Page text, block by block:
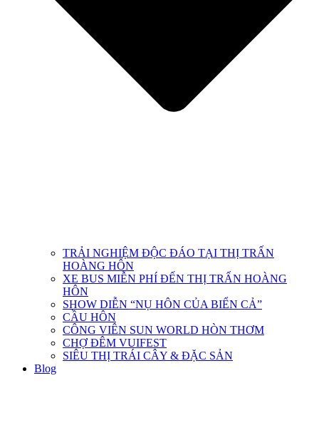
TRẢI NGHIỆM ĐỘC ĐÁO TẠI THỊ TRẤN
HOÀNG HÔN
XE BUS MIỄN PHÍ ĐẾN THỊ TRẤN HOÀNG
HÔN
SHOW DIỄN “NỤ HÔN CỦA BIỂN CẢ”
CẦU HÔN
CÔNG VIÊN SUN WORLD HÒN THƠM
CHỢ ĐÊM VUIFEST
SIÊU THỊ TRÁI CÂY & ĐẶC SẢN
Blog